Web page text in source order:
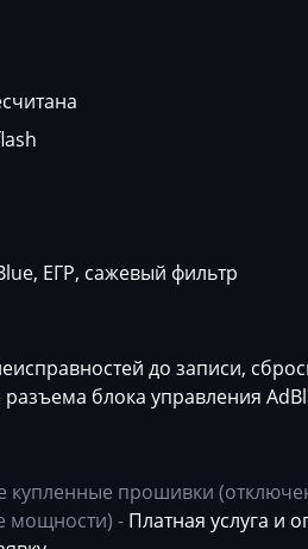
Bosch EDC16U1
Bosch EDC17C74
Bosch EDC17CP20
ЕГР, сажевый фильтр
до записи,
разъема блока управления
купленные прошивки
мощности) - Платная услуга и